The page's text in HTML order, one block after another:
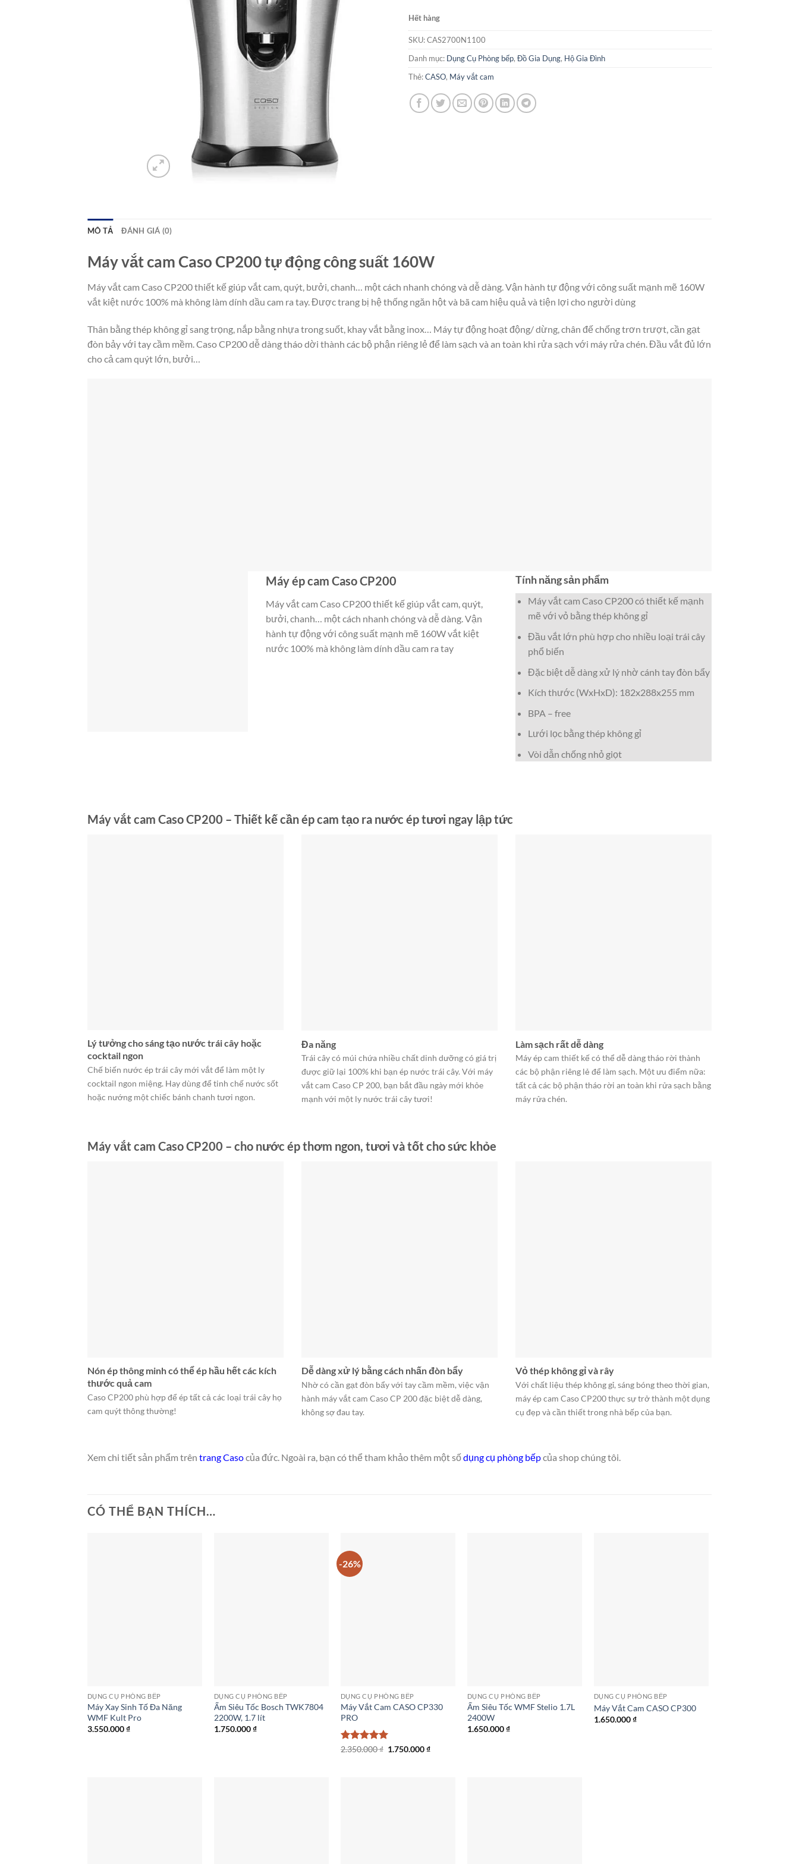
Hết hàng
SKU:CAS2700N1100
Danh mục: Dụng Cụ Phòng bếp, Đồ Gia Dụng, Hộ Gia Đình
Thẻ:CASO, Máy vắt cam
MÔ TẢ ĐÁNH GIÁ (0)
Máy vắt cam Caso CP200 tự động công suất 160W
Máy vắt cam Caso CP200 thiết kế giúp vắt cam, quýt, bưởi, chanh… một cách nhanh chóng và dễ dàng. Vận hành tự động với công suất mạnh mẽ 160W
vắt kiệt nước 100% mà không làm dính dầu cam ra tay. Được trang bị hệ thống ngăn hột và bã cam hiệu quả và tiện lợi cho người dùng
Thân bằng thép không gỉ sang trọng, nắp bằng nhựa trong suốt, khay vắt bằng inox… Máy tự động hoạt động/ dừng, chân đế chống trơn trượt, cần gạt
đòn bảy với tay cầm mềm. Caso CP200 dễ dàng tháo dời thành các bộ phận riêng lẻ để làm sạch và an toàn khi rửa sạch với máy rửa chén. Đầu vắt đủ lớn
cho cả cam quýt lớn, bưởi…
Máy ép cam Caso CP200
Máy vắt cam Caso CP200 thiết kế giúp vắt cam, quýt,
bưởi, chanh… một cách nhanh chóng và dễ dàng. Vận
hành tự động với công suất mạnh mẽ 160W vắt kiệt
nước 100% mà không làm dính dầu cam ra tay
Tính năng sản phẩm
Máy vắt cam Caso CP200 có thiết kế mạnh
mẽ với vỏ bằng thép không gỉ
Đầu vắt lớn phù hợp cho nhiều loại trái cây
phổ biến
Đặc biệt dễ dàng xử lý nhờ cánh tay đòn bẩy
Kích thước (WxHxD): 182x288x255 mm
BPA – free
Lưới lọc bằng thép không gỉ
Vòi dẫn chống nhỏ giọt
Máy vắt cam Caso CP200 – Thiết kế cần ép cam tạo ra nước ép tươi ngay lập tức
Lý tưởng cho sáng tạo nước trái cây hoặc
cocktail ngon
Chế biến nước ép trái cây mới vắt để làm một ly
cocktail ngon miệng. Hay dùng để tinh chế nước sốt
hoặc nướng một chiếc bánh chanh tươi ngon.
Đa năng
Trái cây có múi chứa nhiều chất dinh dưỡng có giá trị
được giữ lại 100% khi bạn ép nước trái cây. Với máy
vắt cam Caso CP 200, bạn bắt đầu ngày mới khỏe
mạnh với một ly nước trái cây tươi!
Làm sạch rất dễ dàng
Máy ép cam thiết kế có thể dễ dàng tháo rời thành
các bộ phận riêng lẻ để làm sạch. Một ưu điểm nữa:
tất cả các bộ phận tháo rời an toàn khi rửa sạch bằng
máy rửa chén.
Máy vắt cam Caso CP200 – cho nước ép thơm ngon, tươi và tốt cho sức khỏe
Nón ép thông minh có thể ép hầu hết các kích
thước quả cam
Caso CP200 phù hợp để ép tất cả các loại trái cây họ
cam quýt thông thường!
Dễ dàng xử lý bằng cách nhấn đòn bẩy
Nhờ có cần gạt đòn bẩy với tay cầm mềm, việc vận
hành máy vắt cam Caso CP 200 đặc biệt dễ dàng,
không sợ đau tay.
Vỏ thép không gỉ và rây
Với chất liệu thép không gỉ, sáng bóng theo thời gian,
máy ép cam Caso CP200 thực sự trở thành một dụng
cụ đẹp và cần thiết trong nhà bếp của bạn.
Xem chi tiết sản phẩm trên trang Casocủa đức. Ngoài ra, bạn có thể tham khảo thêm một sốdụng cụ phòng bếpcủa shop chúng tôi.
CÓ THỂ BẠN THÍCH…
DỤNG CỤ PHÒNG BẾP
Máy Xay Sinh Tố Đa Năng
WMF Kult Pro
3.550.000₫
DỤNG CỤ PHÒNG BẾP
Ấm Siêu Tốc Bosch TWK7804
2200W, 1.7 lít
1.750.000₫
-26%
DỤNG CỤ PHÒNG BẾP
Máy Vắt Cam CASO CP330
PRO
Được xếp
2.350.000₫ Giá
1.750.000₫Giá
DỤNG CỤ PHÒNG BẾP
Ấm Siêu Tốc WMF Stelio 1.7L
2400W
1.650.000₫
DỤNG CỤ PHÒNG BẾP
Máy Vắt Cam CASO CP300
1.650.000₫